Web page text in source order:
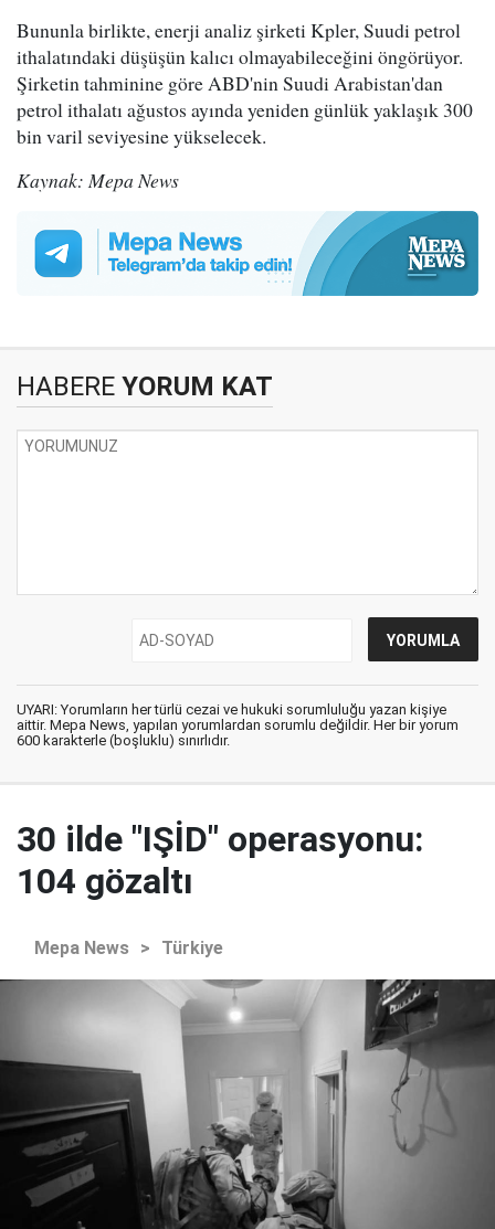
Bununla birlikte, enerji analiz şirketi Kpler, Suudi petrol
ithalatındaki düşüşün kalıcı olmayabileceğini öngörüyor.
Şirketin tahminine göre ABD'nin Suudi Arabistan'dan
petrol ithalatı ağustos ayında yeniden günlük yaklaşık 300
bin varil seviyesine yükselecek.
Kaynak: Mepa News
HABERE YORUM KAT
UYARI: Yorumların her türlü cezai ve hukuki sorumluluğu yazan kişiye
aittir. Mepa News, yapılan yorumlardan sorumlu değildir. Her bir yorum
600 karakterle (boşluklu) sınırlıdır.
30 ilde "IŞİD" operasyonu:
104 gözaltı
Mepa News > Türkiye